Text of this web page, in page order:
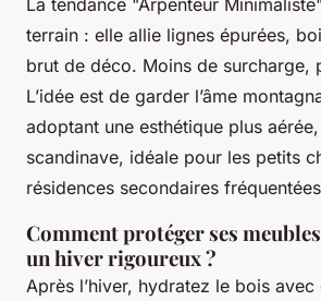
terrain : elle allie lignes épurées,
brut de déco. Moins de surcharge,
L’idée est de garder l’âme
adoptant une esthétique plus
scandinave, idéale pour les petits
résidences secondaires
Comment protéger ses
un hiver rigoureux ?
Après l’hiver, hydratez le bois avec